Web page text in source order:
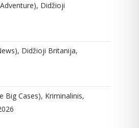
Didžioji
Didžioji Britanija,
Big Cases), Kriminalinis,